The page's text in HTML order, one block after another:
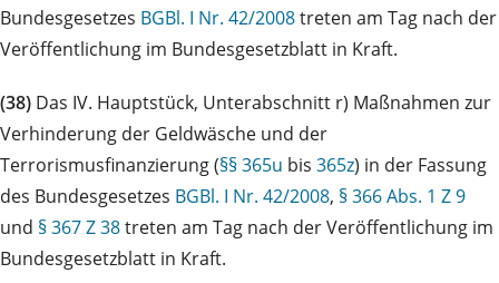
Bundesgesetzes BGBl. I Nr. 42/2008treten am Tag nach der
Veröffentlichung im Bundesgesetzblatt in Kraft.
(38) Das IV. Hauptstück, Unterabschnitt r) Maßnahmen zur
Verhinderung der Geldwäsche und der
Terrorismusfinanzierung (§§ 365u bis 365z) in der Fassung
des Bundesgesetzes BGBl. I Nr. 42/2008, § 366 Abs. 1 Z 9
und § 367 Z 38treten am Tag nach der Veröffentlichung im
Bundesgesetzblatt in Kraft.